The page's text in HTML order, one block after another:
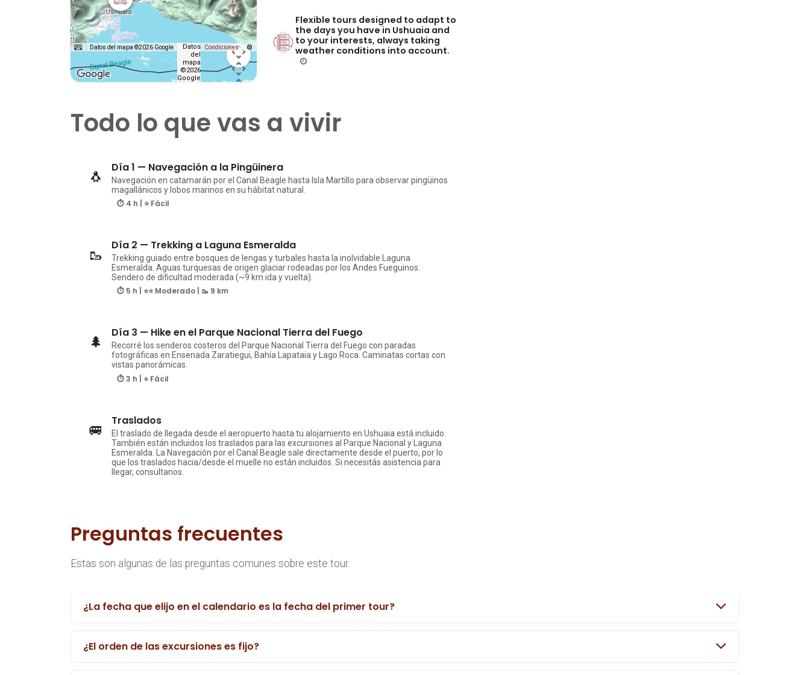
Datos del mapa ©2026 Google
Datos
del
mapa
©2026
Google
Condiciones
Flexible tours designed to adapt to
the days you have in Ushuaia and
to your interests, always taking
weather conditions into account.
Todo lo que vas a vivir
🐧
Día 1 — Navegación a la Pingüinera
Navegación en catamarán por el Canal Beagle hasta Isla Martillo para observar pingüinos
magallánicos y lobos marinos en su hábitat natural.
⏱ 4 h | ⭐ Fácil
🥾
Día 2 — Trekking a Laguna Esmeralda
Trekking guiado entre bosques de lengas y turbales hasta la inolvidable Laguna
Esmeralda. Aguas turquesas de origen glaciar rodeadas por los Andes Fueguinos.
Sendero de dificultad moderada (~9 km ida y vuelta).
⏱ 5 h | ⭐⭐ Moderado | 🥾 9 km
🌲
Día 3 — Hike en el Parque Nacional Tierra del Fuego
Recorré los senderos costeros del Parque Nacional Tierra del Fuego con paradas
fotográficas en Ensenada Zaratiegui, Bahía Lapataia y Lago Roca. Caminatas cortas con
vistas panorámicas.
⏱ 3 h | ⭐ Fácil
🚐
Traslados
El traslado de llegada desde el aeropuerto hasta tu alojamiento en Ushuaia está incluido.
También están incluidos los traslados para las excursiones al Parque Nacional y Laguna
Esmeralda. La Navegación por el Canal Beagle sale directamente desde el puerto, por lo
que los traslados hacia/desde el muelle no están incluidos. Si necesitás asistencia para
llegar, consultanos.
Preguntas frecuentes
Estas son algunas de las preguntas comunes sobre este tour.
¿La fecha que elijo en el calendario es la fecha del primer tour?
¿El orden de las excursiones es fijo?